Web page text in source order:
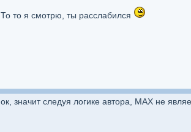
То то я смотрю, ты расслабился
ок, значит следуя логике автора, МАХ не